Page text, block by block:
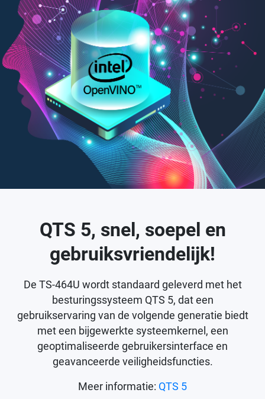
QTS 5, snel, soepel en
gebruiksvriendelijk!
De TS-464U wordt standaard geleverd met het
besturingssysteem QTS 5, dat een
gebruikservaring van de volgende generatie biedt
met een bijgewerkte systeemkernel, een
geoptimaliseerde gebruikersinterface en
geavanceerde veiligheidsfuncties.
Meer informatie: QTS 5